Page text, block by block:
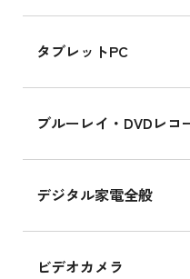
タブレットPC
ブルーレイ・DVDレコ
デジタル家電全般
ビデオカメラ
iPad mini 8.3イ
iPhone 16 シリ
iPhone 16 の新品
iPad Air 11イン
iPad Air 11イン